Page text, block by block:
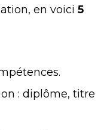
en voici 5
: diplôme, titre